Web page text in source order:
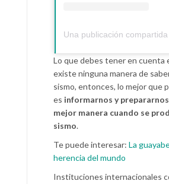
Lo que debes tener en cuenta
existe ninguna manera de
sismo, entonces, lo mejor que
es informarnos y
mejor manera cuando se
sismo.
Te puede interesar: La
herencia del mundo
Instituciones internacionales